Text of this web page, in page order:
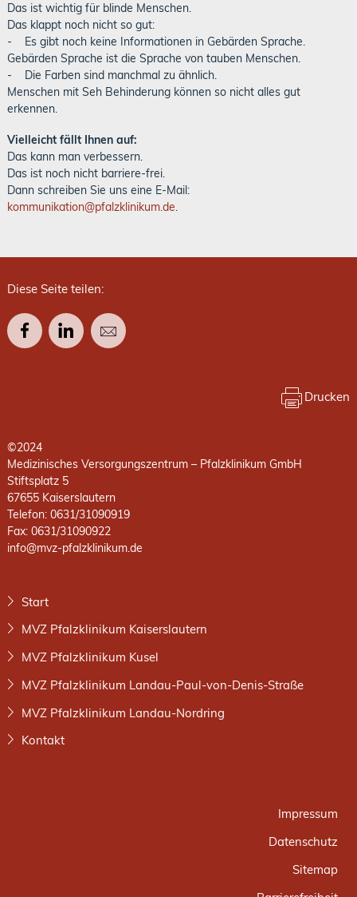
Das ist wichtig für blinde Menschen.
Das klappt noch nicht so gut:
- Es gibt noch keine Informationen in Gebärden Sprache.
Gebärden Sprache ist die Sprache von tauben Menschen.
- Die Farben sind manchmal zu ähnlich.
Menschen mit Seh Behinderung können so nicht alles gut
erkennen.
Vielleicht fällt Ihnen auf:
Das kann man verbessern.
Das ist noch nicht barriere-frei.
Dann schreiben Sie uns eine E-Mail:
kommunikation@pfalzklinikum.de.
Diese Seite teilen:
Drucken
©2024
Medizinisches Versorgungszentrum – Pfalzklinikum GmbH
Stiftsplatz 5
67655 Kaiserslautern
Telefon: 0631/31090919
Fax: 0631/31090922
info@mvz-pfalzklinikum.de
Start
MVZ Pfalzklinikum Kaiserslautern
MVZ Pfalzklinikum Kusel
MVZ Pfalzklinikum Landau-Paul-von-Denis-Straße
MVZ Pfalzklinikum Landau-Nordring
Kontakt
Impressum
Datenschutz
Sitemap